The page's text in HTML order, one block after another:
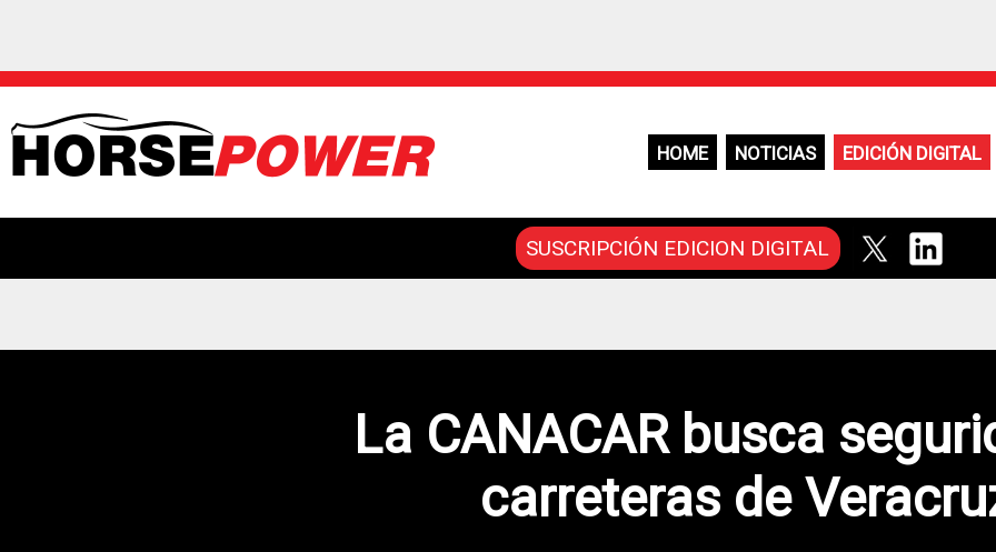
HOME NOTICIAS EDICIÓN DIGITAL
SUSCRIPCIÓN EDICION DIGITAL
La CANACAR busca
carreteras de